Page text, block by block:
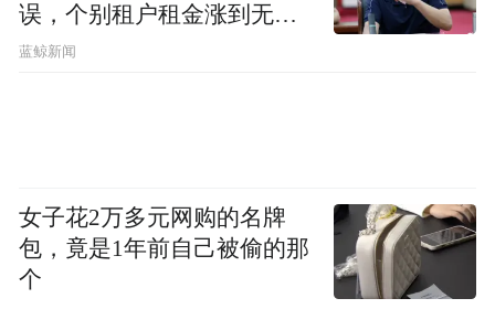
误，个别租户租金涨到无法
想象
蓝鲸新闻
女子花2万多元网购的名牌
包，竟是1年前自己被偷的那
个